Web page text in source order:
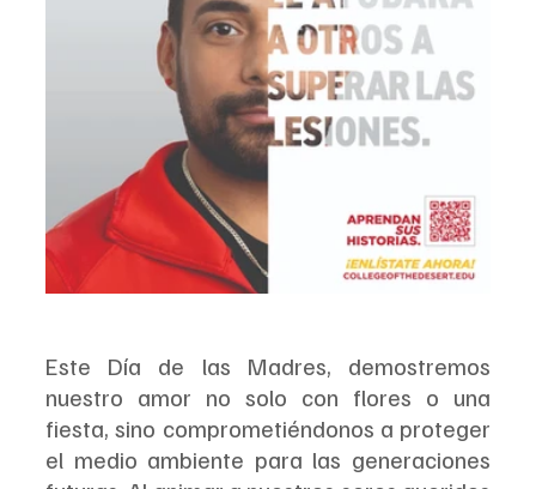
Este Día de las Madres, demostremos
nuestro amor no solo con flores o una
fiesta, sino comprometiéndonos a proteger
el medio ambiente para las generaciones